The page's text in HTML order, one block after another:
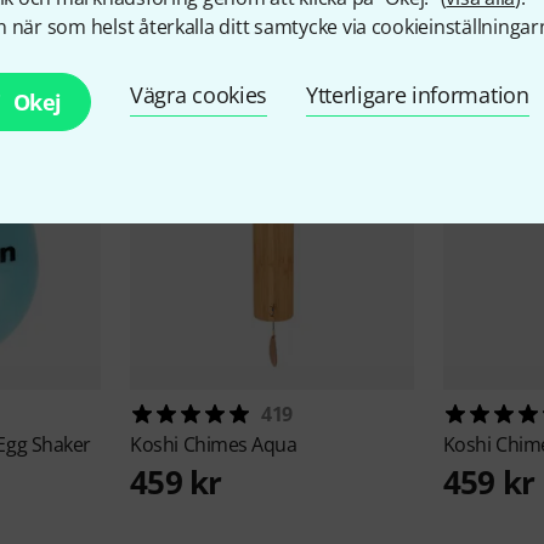
när som helst återkalla ditt samtycke via
Okej Vägra cookies Ytterligare information
& matchande
Shaker
419
Koshi Chimes Aqua
459 kr
Koshi
459 kr